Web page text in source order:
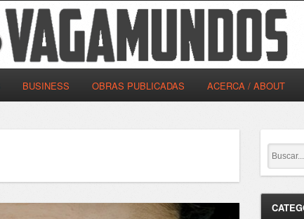
BUSINESS OBRAS PUBLICADAS ACERCA / ABOUT